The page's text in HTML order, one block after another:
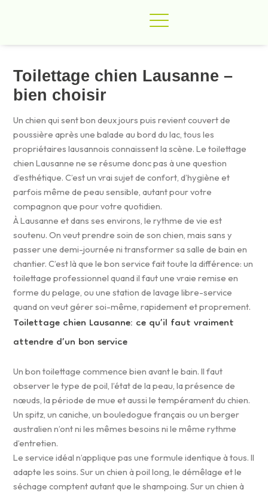
Toilettage chien Lausanne –
bien choisir
Un chien qui sent bon deux jours puis revient couvert de
poussière après une balade au bord du lac, tous les
propriétaires lausannois connaissent la scène. Le toilettage
chien Lausanne ne se résume donc pas à une question
d’esthétique. C’est un vrai sujet de confort, d’hygiène et
parfois même de peau sensible, autant pour votre
compagnon que pour votre quotidien.
À Lausanne et dans ses environs, le rythme de vie est
soutenu. On veut prendre soin de son chien, mais sans y
passer une demi-journée ni transformer sa salle de bain en
chantier. C’est là que le bon service fait toute la différence: un
toilettage professionnel quand il faut une vraie remise en
forme du pelage, ou une station de lavage libre-service
quand on veut gérer soi-même, rapidement et proprement.
Toilettage chien Lausanne: ce qu’il faut vraiment
attendre d’un bon service
Un bon toilettage commence bien avant le bain. Il faut
observer le type de poil, l’état de la peau, la présence de
nœuds, la période de mue et aussi le tempérament du chien.
Un spitz, un caniche, un bouledogue français ou un berger
australien n’ont ni les mêmes besoins ni le même rythme
d’entretien.
Le service idéal n’applique pas une formule identique à tous. Il
adapte les soins. Sur un chien à poil long, le démêlage et le
séchage comptent autant que le shampoing. Sur un chien à